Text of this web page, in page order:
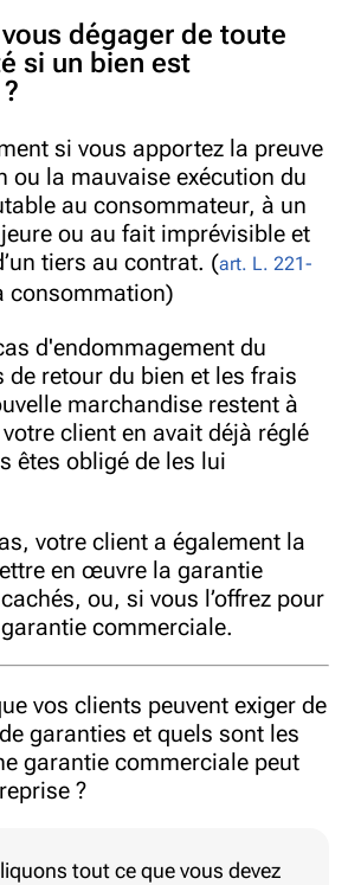
dégager de toute
si un bien est
si vous apportez la preuve
ou la mauvaise exécution du
au consommateur, à un
ou au fait imprévisible et
tiers au contrat. (art. L. 221-
consommation)
d'endommagement du
retour du bien et les frais
marchandise restent à
client en avait déjà réglé
êtes obligé de les lui
votre client a également la
en œuvre la garantie
ou, si vous l’offrez pour
commerciale.
vos clients peuvent exiger de
garanties et quels sont les
garantie commerciale peut
?
tout ce que vous devez